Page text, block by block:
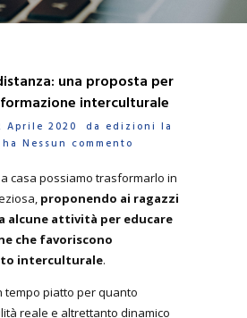
una proposta per
interculturale
Aprile 2020 da edizioni la
Nessun commento
casa possiamo trasformarlo in
proponendo ai ragazzi
alcune attività per educare
che favoriscono
interculturale.
tempo piatto per quanto
reale e altrettanto dinamico